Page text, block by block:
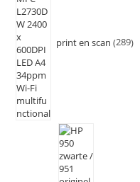
print en scan 289